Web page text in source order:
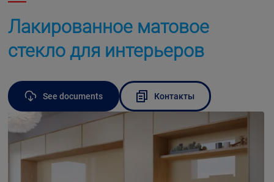
Лакированное матовое
стекло для интерьеров
See documents Контакты